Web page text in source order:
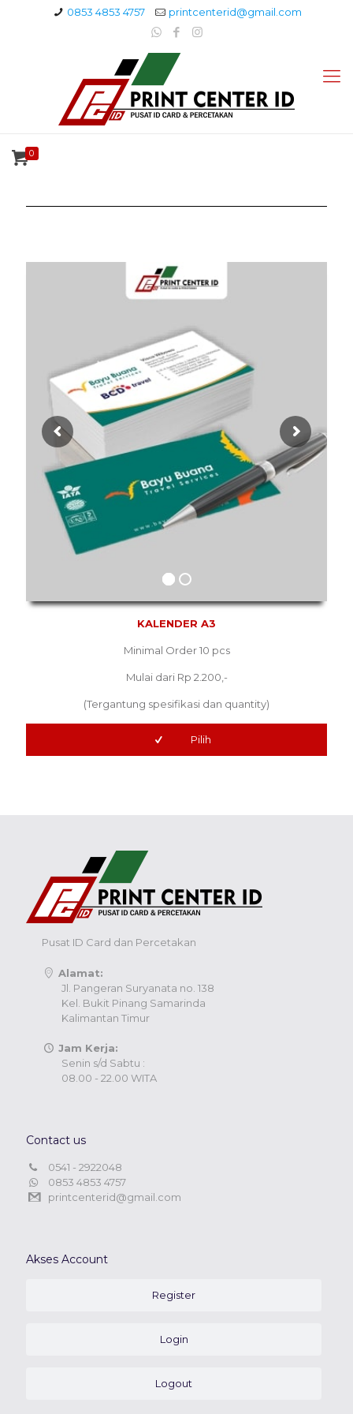
0853 4853 4757 printcenterid@gmail.com
0
KALENDER A3
Minimal Order 10 pcs
Mulai dari Rp 2.200,-
(Tergantung spesifikasi dan quantity)
Pilih
Pusat ID Card dan Percetakan
Alamat:
Jl. Pangeran Suryanata no. 138
Kel. Bukit Pinang Samarinda
Kalimantan Timur
Jam Kerja:
Senin s/d Sabtu :
08.00 - 22.00 WITA
Contact us
0541 - 2922048
0853 4853 4757
printcenterid@gmail.com
Akses Account
Register
Login
Logout